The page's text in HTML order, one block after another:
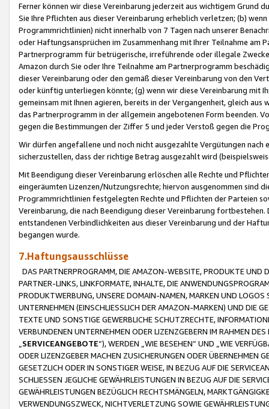
Ferner können wir diese Vereinbarung jederzeit aus wichtigem Grund
Sie Ihre Pflichten aus dieser Vereinbarung erheblich verletzen; (b)
Programmrichtlinien) nicht innerhalb von 7 Tagen nach unserer
oder Haftungsansprüchen im Zusammenhang mit Ihrer Teilnahme am
Partnerprogramm für betrügerische, irreführende oder illegale
Amazon durch Sie oder Ihre Teilnahme am Partnerprogramm
dieser Vereinbarung oder den gemäß dieser Vereinbarung von den
oder künftig unterliegen könnte; (g) wenn wir diese Vereinbarung mit
gemeinsam mit Ihnen agieren, bereits in der Vergangenheit, gleich
das Partnerprogramm in der allgemein angebotenen Form beenden.
gegen die Bestimmungen der Ziffer 5 und jeder Verstoß gegen die
Wir dürfen angefallene und noch nicht ausgezahlte Vergütungen
sicherzustellen, dass der richtige Betrag ausgezahlt wird
Mit Beendigung dieser Vereinbarung erlöschen alle Rechte und
eingeräumten Lizenzen/Nutzungsrechte; hiervon ausgenommen sind
Programmrichtlinien festgelegten Rechte und Pflichten der Parteien
Vereinbarung, die nach Beendigung dieser Vereinbarung
entstandenen Verbindlichkeiten aus dieser Vereinbarung und der
begangen wurde.
7.Haftungsausschlüsse
DAS PARTNERPROGRAMM, DIE AMAZON-WEBSITE, PRODUKTE UND
PARTNER-LINKS, LINKFORMATE, INHALTE, DIE
PRODUKTWERBUNG, UNSERE DOMAIN-NAMEN, MARKEN UND
UNTERNEHMEN (EINSCHLIESSLICH DER AMAZON-MARKEN) UND DIE
TEXTE UND SONSTIGE GEWERBLICHE SCHUTZRECHTE,
VERBUNDENEN UNTERNEHMEN ODER LIZENZGEBERN IM RAHMEN
SERVICEANGEBOTE“), WERDEN „WIE BESEHEN“ UND „WIE
ODER LIZENZGEBER MACHEN ZUSICHERUNGEN ODER ÜBERNEHMEN
GESETZLICH ODER IN SONSTIGER WEISE, IN BEZUG AUF DIE
SCHLIESSEN JEGLICHE GEWÄHRLEISTUNGEN IN BEZUG AUF DIE
GEWÄHRLEISTUNGEN BEZÜGLICH RECHTSMÄNGELN,
VERWENDUNGSZWECK, NICHTVERLETZUNG SOWIE